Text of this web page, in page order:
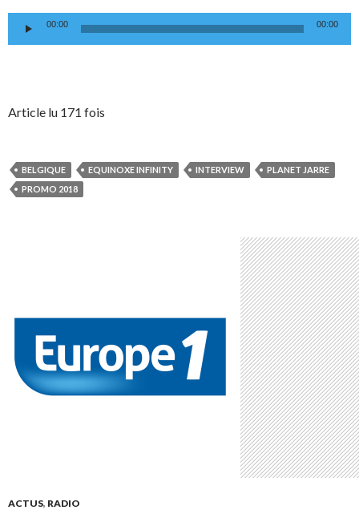
Lecteur00:00 00:00
Article lu 171 fois
BELGIQUE EQUINOXE INFINITY INTERVIEW
PLANET JARRE
PROMO 2018
ACTUS, RADIO